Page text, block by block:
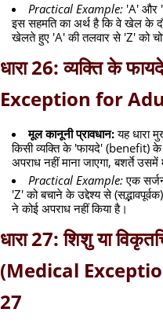
Practical Example: 'A' और
इस सहमति का अर्थ है कि वे खेल के
खेलते हुए 'A' की तलवार से 'Z' को
धारा 26: व्यक्ति के
Exception for
मूल कानूनी प्रावधान:यह धारा
किसी व्यक्ति के 'फायदे' (benefit) के
अपराध नहीं माना जाएगा, बशर्ते
Practical Example:एक
'Z' को बचाने के उद्देश्य से
ने कोई अपराध नहीं किया है।
धारा 27: शिशु या
(Medical
27